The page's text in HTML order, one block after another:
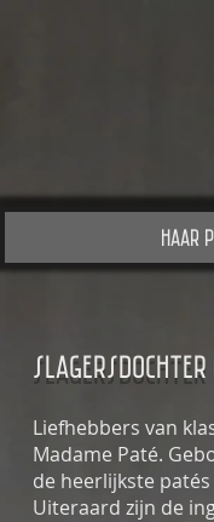
Haar
slagersdochter
Liefhebbers van
Madame Paté.
de heerlijkste
Uiteraard zijn de